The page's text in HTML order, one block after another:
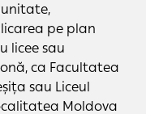
pe plan
licee sau
ca Facultatea
sau Liceul
Moldova